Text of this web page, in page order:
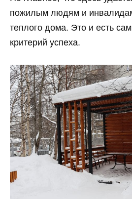
пожилым людям и
теплого дома. Это и есть
критерий успеха.